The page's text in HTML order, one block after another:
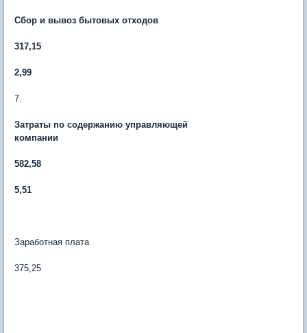
Сбор и вывоз бытовых отходов
317,15
2,99
7.
Затраты по содержанию управляющей
компании
582,58
5,51
Заработная плата
375,25